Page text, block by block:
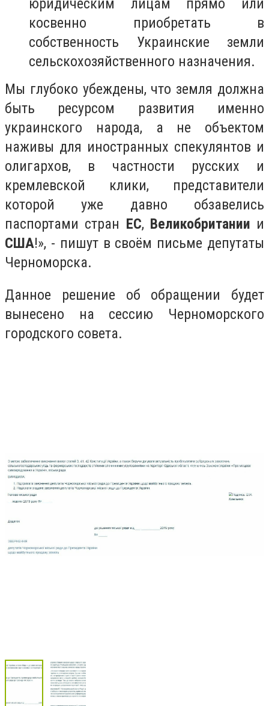
юридическим лицам прямо или
косвенно приобретать в
собственность Украинские земли
сельскохозяйственного назначения.
Мы глубоко убеждены, что земля должна
быть ресурсом развития именно
украинского народа, а не объектом
наживы для иностранных спекулянтов и
олигархов, в частности русских и
кремлевской клики, представители
которой уже давно обзавелись
паспортами стран ЕС, Великобритании и
США!», - пишут в своём письме депутаты
Черноморска.
Данное решение об обращении будет
вынесено на сессию Черноморского
городского совета.